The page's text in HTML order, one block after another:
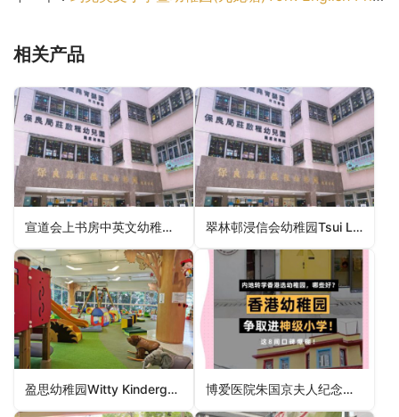
相关产品
宣道会上书房中英文幼稚园C&MA Scholars’ Anglo-Chinese Kindergarten（东区幼稚园） 翠林邨浸信会幼稚园Tsui Lam Estate Baptist Kindergarten（西贡区幼稚园）
盈思幼稚园Witty Kindergarten（中西区幼稚园） 博爱医院朱国京夫人纪念幼稚园POH Mrs Chu Kwok King Memorial Kindergarten（元朗区幼稚园）